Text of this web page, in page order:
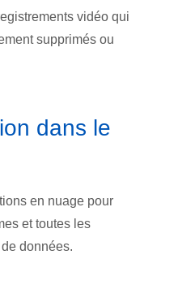
vidéo qui
supprimés ou
dans le
en nuage pour
et toutes les
données.